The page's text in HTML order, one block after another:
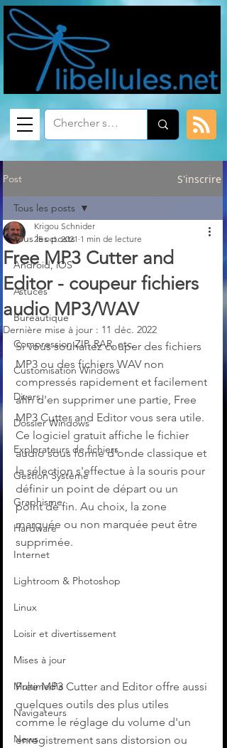
Post S'inscrire
Tous les posts
Android, iOS
Astuces
Bureautique
Compression ZIP, RAR, etc.
Customisation Windows
Divers
Dossier Windows
Explorateurs de fichiers
Gestion Système
Graphisme
Hardware
Internet
Lightroom & Photoshop
Linux
Loisir et divertissement
Mises à jour
Multimedia
Navigateurs
News
Tous les posts
Free MP3 Cutter and
Editor - coupeur fichiers
audio MP3/WAV
Krigou Schnider
25 oct. 2021 1 min de lecture
Dernière mise à jour : 11 déc. 2022
Si vous souhaitez couper des fichiers
MP3 ou des fichiers WAV non
compressés rapidement et facilement
afin d'en supprimer une partie, Free
MP3 Cutter and Editor vous sera utile.
Ce logiciel gratuit affiche le fichier
audio sous forme d'onde classique et
la sélection s'effectue à la souris pour
définir un point de départ ou un
point de fin. Au choix, la zone
marquée ou non marquée peut être
supprimée.
Free MP3 Cutter and Editor offre aussi
quelques outils des plus utiles
comme le réglage du volume d'un
enregistrement sans distorsion ou